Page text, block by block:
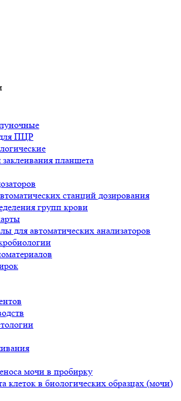
ПЦР
планшета
станций дозирования
групп крови
для автоматических анализаторов
мочи в пробирку
клеток в биологических образцах (мочи)